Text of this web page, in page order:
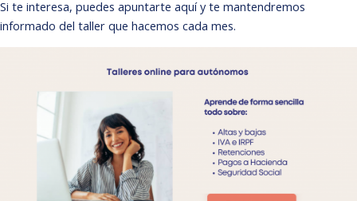
Si te interesa, puedes apuntarte aquí y te mantendremos
informado del taller que hacemos cada mes.